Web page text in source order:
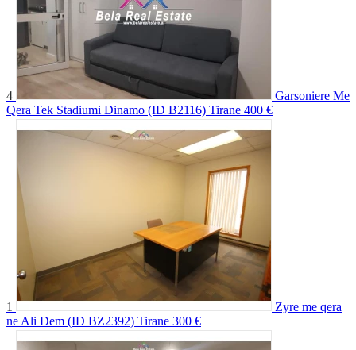
4
Garsoniere Me
Qera Tek Stadiumi Dinamo (ID B2116) Tirane 400 €
1
Zyre me qera
ne Ali Dem (ID BZ2392) Tirane 300 €